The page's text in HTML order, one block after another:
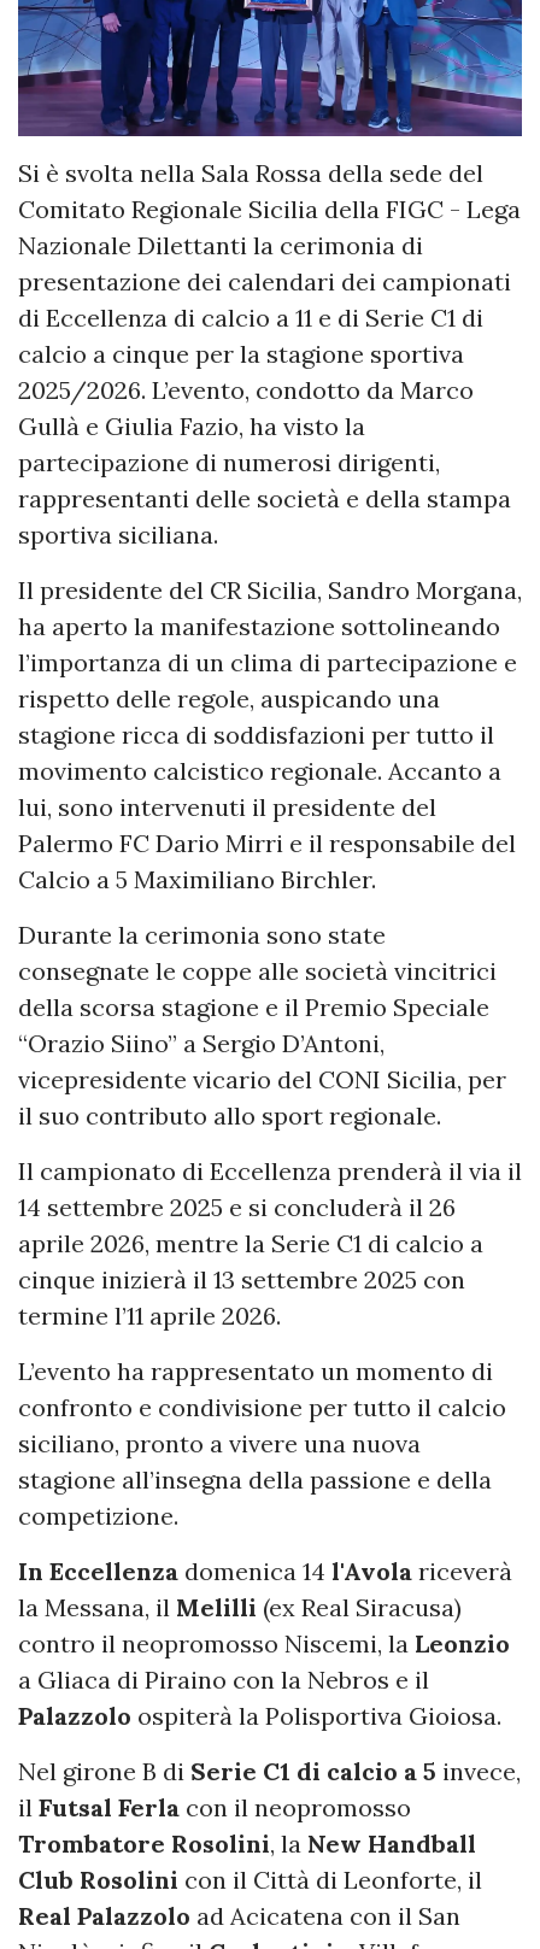
Si è svolta nella Sala Rossa della sede del
Comitato Regionale Sicilia della FIGC - Lega
Nazionale Dilettanti la cerimonia di
presentazione dei calendari dei campionati
di Eccellenza di calcio a 11 e di Serie C1 di
calcio a cinque per la stagione sportiva
2025/2026. L’evento, condotto da Marco
Gullà e Giulia Fazio, ha visto la
partecipazione di numerosi dirigenti,
rappresentanti delle società e della stampa
sportiva siciliana.
Il presidente del CR Sicilia, Sandro Morgana,
ha aperto la manifestazione sottolineando
l’importanza di un clima di partecipazione e
rispetto delle regole, auspicando una
stagione ricca di soddisfazioni per tutto il
movimento calcistico regionale. Accanto a
lui, sono intervenuti il presidente del
Palermo FC Dario Mirri e il responsabile del
Calcio a 5 Maximiliano Birchler.
Durante la cerimonia sono state
consegnate le coppe alle società vincitrici
della scorsa stagione e il Premio Speciale
“Orazio Siino” a Sergio D’Antoni,
vicepresidente vicario del CONI Sicilia, per
il suo contributo allo sport regionale.
Il campionato di Eccellenza prenderà il via il
14 settembre 2025 e si concluderà il 26
aprile 2026, mentre la Serie C1 di calcio a
cinque inizierà il 13 settembre 2025 con
termine l’11 aprile 2026.
L’evento ha rappresentato un momento di
confronto e condivisione per tutto il calcio
siciliano, pronto a vivere una nuova
stagione all’insegna della passione e della
competizione.
In Eccellenza domenica 14 l'Avola riceverà
la Messana, il Melilli (ex Real Siracusa)
contro il neopromosso Niscemi, la Leonzio
a Gliaca di Piraino con la Nebros e il
Palazzolo ospiterà la Polisportiva Gioiosa.
Nel girone B di Serie C1 di calcio a 5 invece,
il Futsal Ferla con il neopromosso
Trombatore Rosolini, la New Handball
Club Rosolini con il Città di Leonforte, il
Real Palazzolo ad Acicatena con il San